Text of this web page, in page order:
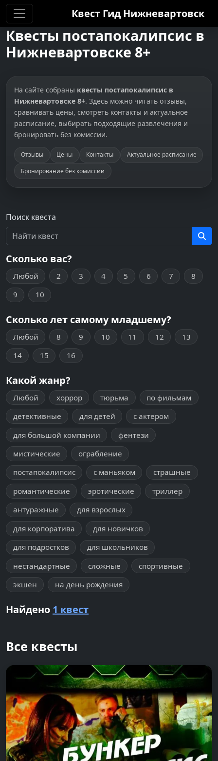
Квест Гид Нижневартовск
Квесты постапокалипсис в
Нижневартовске 8+
На сайте собраны квесты постапокалипсис в
Нижневартовске 8+. Здесь можно читать отзывы,
сравнивать цены, смотреть контакты и актуальное
расписание, выбирать подходящие развлечения и
бронировать без комиссии.
Отзывы Цены Контакты
Актуальное расписание
Бронирование без комиссии
Поиск квеста
Сколько вас?
Любой 2 3 4 5 6 7
8
9
10
Сколько лет самому младшему?
Любой 8 9 10 11 12
13
14
15 16
Какой жанр?
Любой хоррор тюрьма
по фильмам
детективные
для детей
с актером
для большой компании
фентези
мистические
ограбление
постапокалипсис
с маньяком
страшные
романтические
эротические
триллер
антуражные
для взрослых
для корпоратива
для новичков
для подростков
для школьников
нестандартные
сложные
спортивные
экшен
на день рождения
Найдено 1 квест
Все квесты